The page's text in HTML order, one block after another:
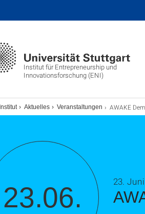
Institut für Entrepreneurship und
Innovationsforschung (ENI)
Institut Aktuelles Veranstaltungen AWAKE
23.06. 23.